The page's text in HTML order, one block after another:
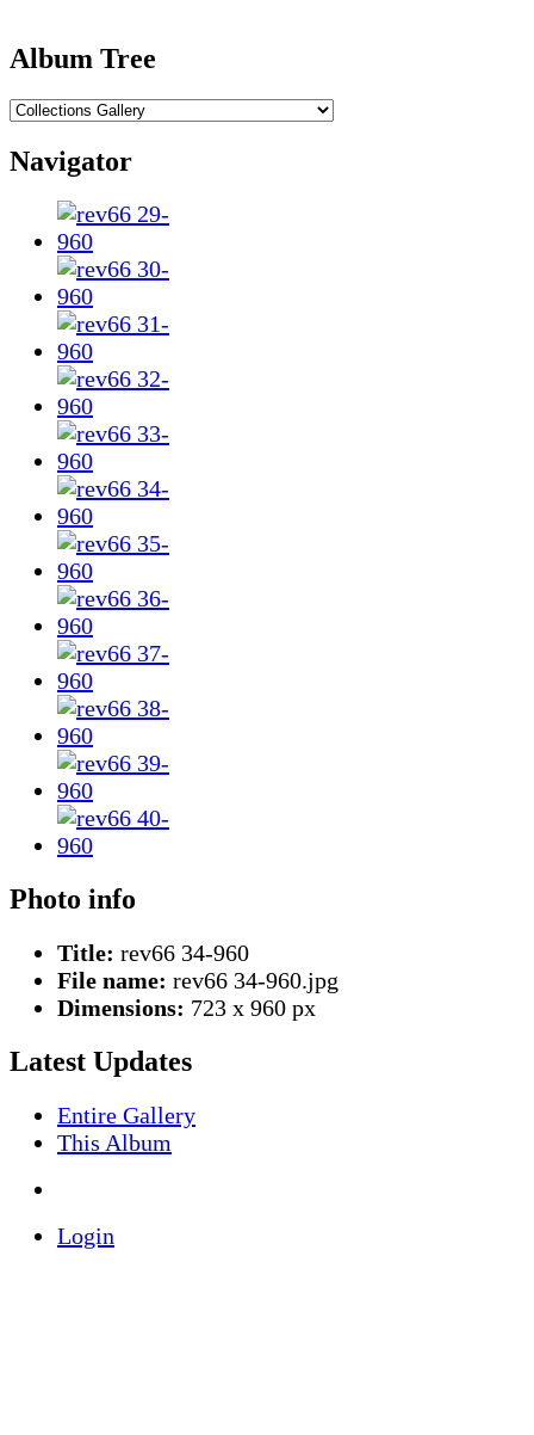
Album Tree
Navigator
Photo info
Title: rev66 34-960
File name: rev66 34-960.jpg
Dimensions: 723 x 960 px
Latest Updates
Entire Gallery
This Album
Login